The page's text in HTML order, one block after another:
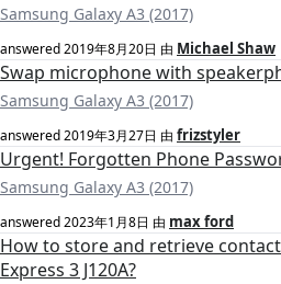
Samsung Galaxy A3 (2017)
answered2019年8月20日 由 Michael Shaw
Swap microphone with
Samsung Galaxy A3 (2017)
answered2019年3月27日 由 frizstyler
Urgent! Forgotten Phone
Samsung Galaxy A3 (2017)
answered2023年1月8日 由 max ford
How to store and retrieve
Express 3 J120A?